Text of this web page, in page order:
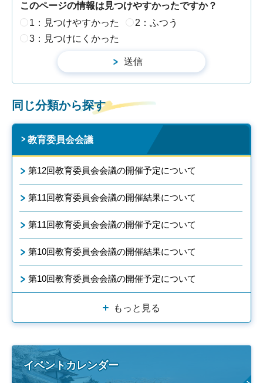
このページの情報は見つけやすかったですか？
1：見つけやすかった
2：ふつう
3：見つけにくかった
同じ分類から探す
教育委員会会議
第12回教育委員会会議の開催予定について
第11回教育委員会会議の開催結果について
第11回教育委員会会議の開催予定について
第10回教育委員会会議の開催結果について
第10回教育委員会会議の開催予定について
もっと見る
イベントカレンダー